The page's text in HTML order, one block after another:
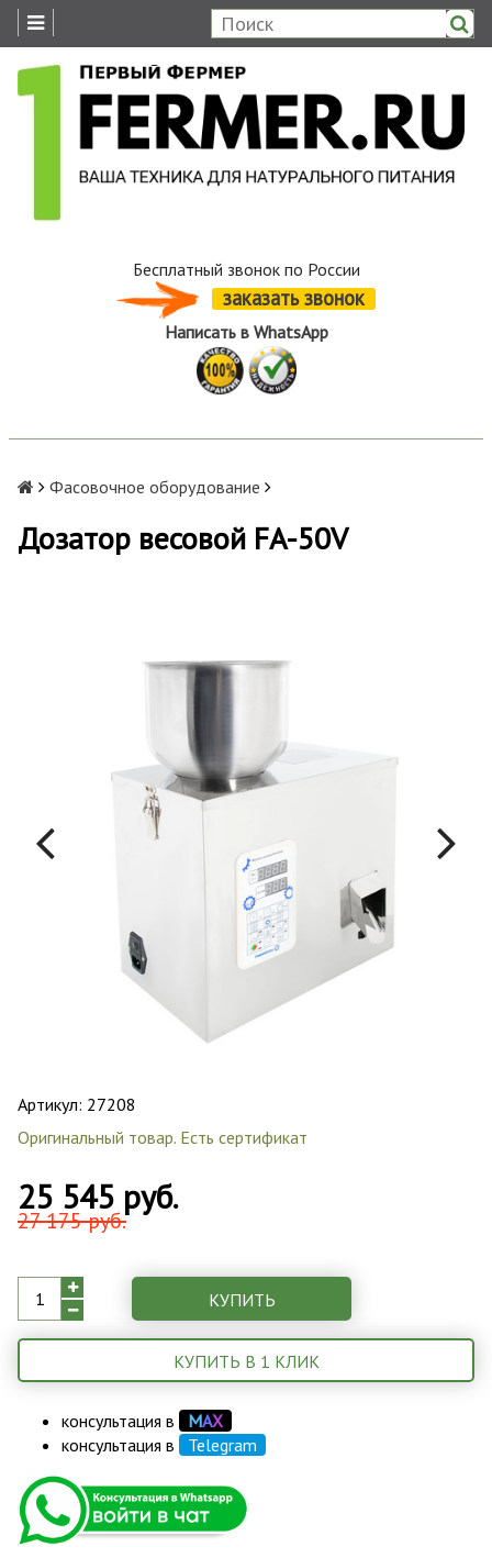
Бесплатный звонок по России
заказать звонок
Написать в WhatsApp
Фасовочное оборудование
Дозатор весовой FA-50V
Артикул: 27208
Оригинальный товар. Есть сертификат
25 545 руб.
27 175 руб.
КУПИТЬ
КУПИТЬ В 1 КЛИК
консультация в МАХ
консультация в Telegram